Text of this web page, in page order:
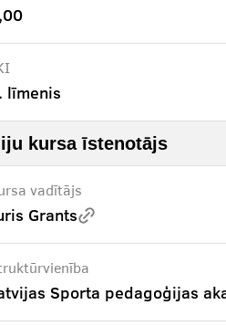
līmenis
kursa īstenotājs
vadītājs
Grants
Sporta pedagoģijas